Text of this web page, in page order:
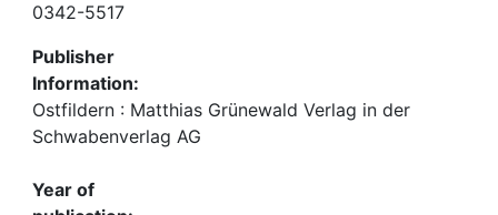
0342-5517
Publisher
Information:
Ostfildern : Matthias Grünewald Verlag in der
Schwabenverlag AG
Year of